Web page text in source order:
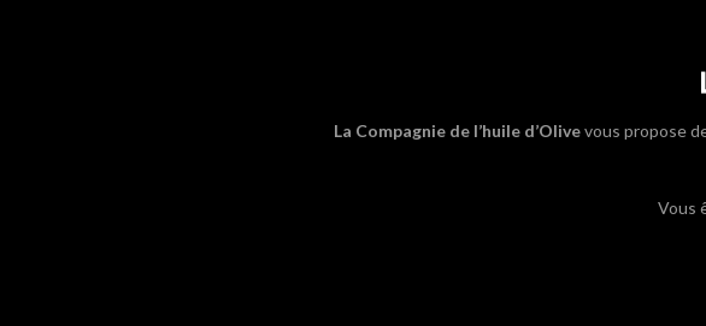
La Compagnie de l’huile d’Olivevous propose de
Vous